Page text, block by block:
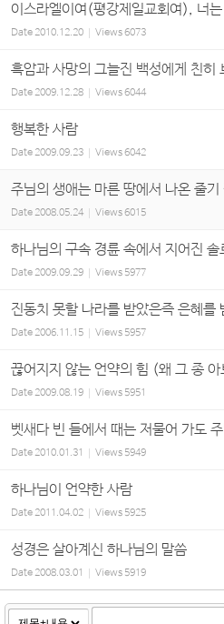
이스라엘이여(평강제일교회여), 너
Date2010.12.20 Views6073
흑암과 사망의 그늘진 백성에게 친히
Date2009.12.28 Views6044
행복한 사람
Date2009.09.23 Views6042
주님의 생애는 마른 땅에서 나온 줄기
Date 2008.05.24 Views6015
하나님의 구속 경륜 속에서 지어진 솔
Date2009.09.29 Views 5977
진동치 못할 나라를 받았은즉 은혜를
Date2006.11.15 Views 5957
끊어지지 않는 언약의 힘 (왜 그 종
Date2009.08.19 Views 5951
벳새다 빈 들에서 때는 저물어 가도
Date2010.01.31 Views 5949
하나님이 언약한 사람
Date2011.04.02 Views 5925
성경은 살아계신 하나님의 말씀
Date2008.03.01 Views 5919